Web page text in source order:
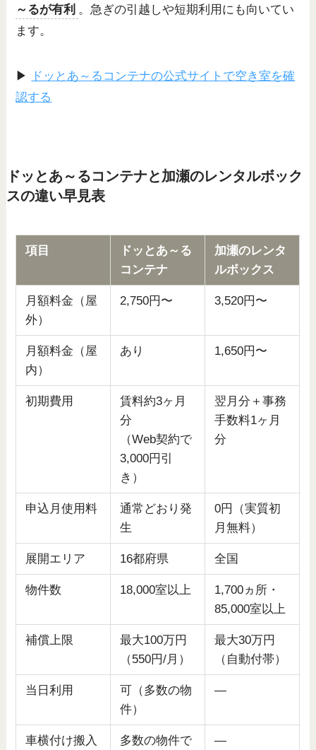
～るが有利 。急ぎの引越しや短期利用にも向いてい
ます。
▶
ドッとあ～るコンテナの公式サイトで空き室を確
認する
ドッとあ～るコンテナと加瀬のレンタルボック
スの違い早見表
項目
ドッとあ～る
コンテナ
加瀬のレンタ
ルボックス
月額料金（屋
外）
2,750円〜 3,520円〜
月額料金（屋
内）
あり 1,650円〜
初期費用
賃料約3ヶ月
分
（Web契約で
3,000円引
き）
翌月分＋事務
手数料1ヶ月
分
申込月使用料
通常どおり発
生
0円（実質初
月無料）
展開エリア 16都府県 全国
物件数 18,000室以上
1,700ヵ所・
85,000室以上
補償上限
最大100万円
（550円/月）
最大30万円
（自動付帯）
当日利用
可（多数の物
件）
—
車横付け搬入
多数の物件で
—